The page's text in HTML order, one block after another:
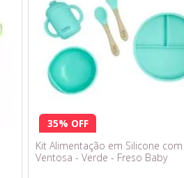
35% OFF
Kit Alimentação em Silicone com
Ventosa - Verde - Freso Baby